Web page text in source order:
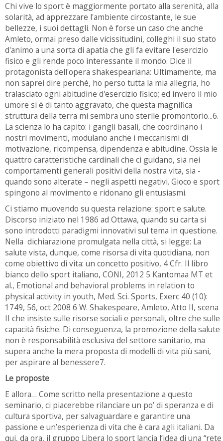
Chi vive lo sport è maggiormente portato alla serenità, alla
solarità, ad apprezzare l'ambiente circostante, le sue
bellezze, i suoi dettagli. Non è forse un caso che anche
Amleto, ormai preso dalle vicissitudini, colleghi il suo stato
d'animo a una sorta di apatia che gli fa evitare l'esercizio
fisico e gli rende poco interessante il mondo. Dice il
protagonista dell'opera shakespeariana: Ultimamente, ma
non saprei dire perché, ho perso tutta la mia allegria, ho
tralasciato ogni abitudine d'esercizio fisico; ed invero il mio
umore si è di tanto aggravato, che questa magnifica
struttura della terra mi sembra uno sterile promontorio...6.
La scienza lo ha capito: i gangli basali, che coordinano i
nostri movimenti, modulano anche i meccanismi di
motivazione, ricompensa, dipendenza e abitudine. Ossia le
quattro caratteristiche cardinali che ci guidano, sia nei
comportamenti generali positivi della nostra vita, sia -
quando sono alterate – negli aspetti negativi. Gioco e sport
spingono al movimento e ridonano gli entusiasmi.
Ci stiamo muovendo su questa relazione: sport e salute.
Discorso iniziato nel 1986 ad Ottawa, quando su carta si
sono introdotti paradigmi innovativi sul tema in questione.
Nella dichiarazione promulgata nella città, si legge: La
salute vista, dunque, come risorsa di vita quotidiana, non
come obiettivo di vita: un concetto positivo, 4 Cfr. Il libro
bianco dello sport italiano, CONI, 2012 5 Kantomaa MT et
al., Emotional and behavioral problems in relation to
physical activity in youth, Med. Sci. Sports, Exerc 40 (10):
1749, 56, oct 2008 6 W. Shakespeare, Amleto, Atto II, scena
II che insiste sulle risorse sociali e personali, oltre che sulle
capacità fisiche. Di conseguenza, la promozione della salute
non è responsabilità esclusiva del settore sanitario, ma
supera anche la mera proposta di modelli di vita più sani,
per aspirare al benessere7.
Le proposte
E allora… Come scritto nella presentazione a questo
seminario, ci piacerebbe rilanciare un po’ di speranza e di
cultura sportiva, per salvaguardare e garantire una
passione e un’esperienza di vita che è cara agli italiani. Da
qui, da ora, il gruppo Libera lo sport lancia l’idea di una “rete